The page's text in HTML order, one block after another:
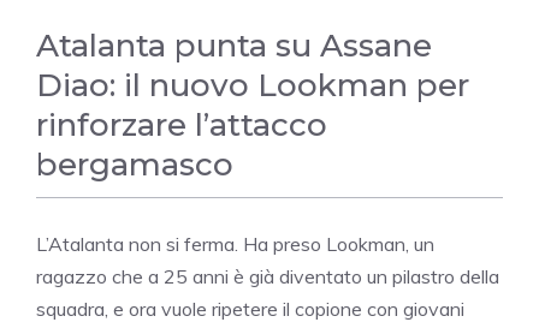
Atalanta punta su Assane
Diao: il nuovo Lookman per
rinforzare l’attacco
bergamasco
L’Atalanta non si ferma. Ha preso Lookman, un
ragazzo che a 25 anni è già diventato un pilastro della
squadra, e ora vuole ripetere il copione con giovani